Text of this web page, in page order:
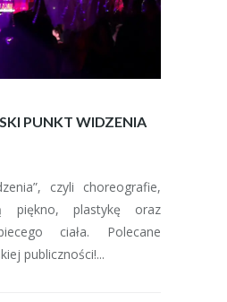
PUNKT WIDZENIA
czyli choreografie,
piękno, plastykę oraz
ciała. Polecane
publiczności!...